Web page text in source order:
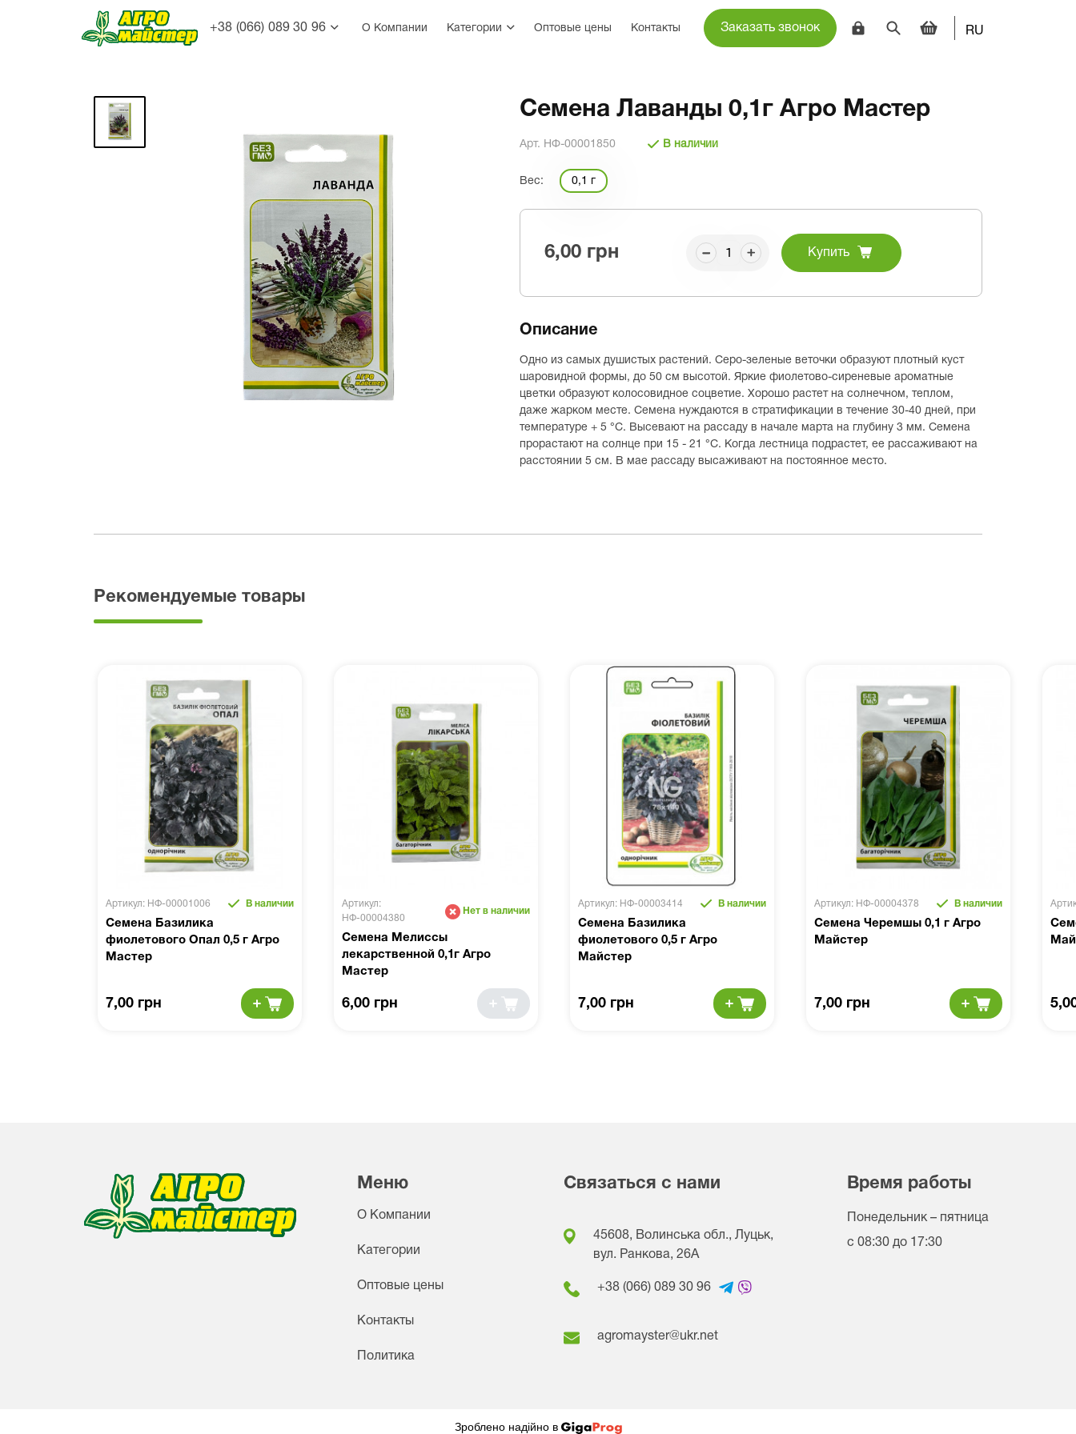
+38 (066) 089 30 96 О Компании Категории Оптовые цены Контакты Заказать звонок RU
Семена Лаванды 0,1г Агро Мастер
Арт. НФ-00001850 В наличии
Вес: 0,1 г
6,00 грн Купить
Описание
Одно из самых душистых растений. Серо-зеленые веточки образуют плотный куст
шаровидной формы, до 50 см высотой. Яркие фиолетово-сиреневые ароматные
цветки образуют колосовидное соцветие. Хорошо растет на солнечном, теплом,
даже жарком месте. Семена нуждаются в стратификации в течение 30-40 дней, при
температуре + 5 °С. Высевают на рассаду в начале марта на глубину 3 мм. Семена
прорастают на солнце при 15 - 21 °С. Когда лестница подрастет, ее рассаживают на
расстоянии 5 см. В мае рассаду высаживают на постоянное место.
Рекомендуемые товары
Артикул: НФ-00001006 В наличии
Семена Базилика
фиолетового Опал 0,5 г Агро
Мастер
7,00 грн
Артикул:
НФ-00004380
Нет в наличии
Семена Мелиссы
лекарственной 0,1г Агро
Мастер
6,00 грн
Артикул: НФ-00003414 В наличии
Семена Базилика
фиолетового 0,5 г Агро
Майстер
7,00 грн
Артикул: НФ-00004378 В наличии
Семена Черемшы 0,1 г Агро
Майстер
7,00 грн
Меню
О Компании
Категории
Оптовые цены
Контакты
Политика
Связаться с нами
45608, Волинська обл., Луцьк,
вул. Ранкова, 26A
+38 (066) 089 30 96
agromayster@ukr.net
Время работы
Понедельник – пятница
с 08:30 до 17:30
Зроблено надійно в